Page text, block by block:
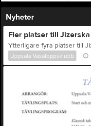
Nyheter
Fler platser till Jizerska
Uppsala Vasaloppsklubb